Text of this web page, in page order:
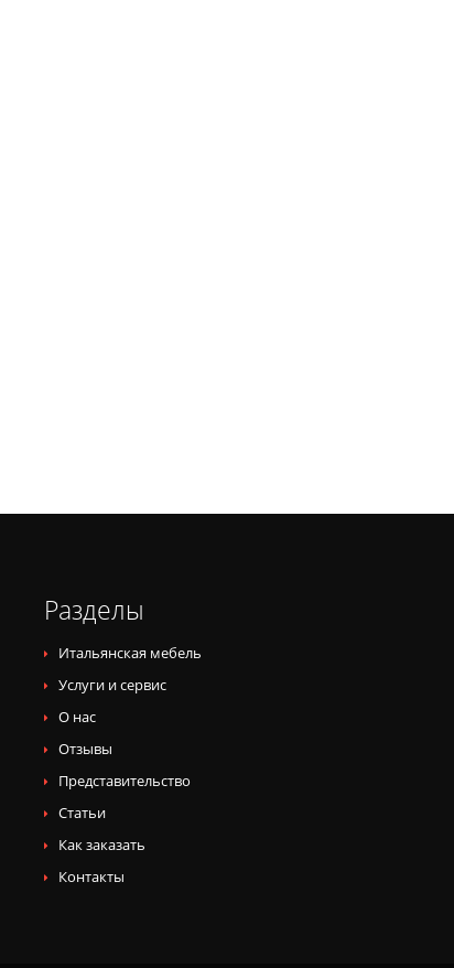
Разделы
Итальянская мебель
Услуги и сервис
О нас
Отзывы
Представительство
Статьи
Как заказать
Контакты